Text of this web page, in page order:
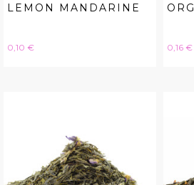
LEMON MANDARINE
Hinta
0,10 € 0,16 €